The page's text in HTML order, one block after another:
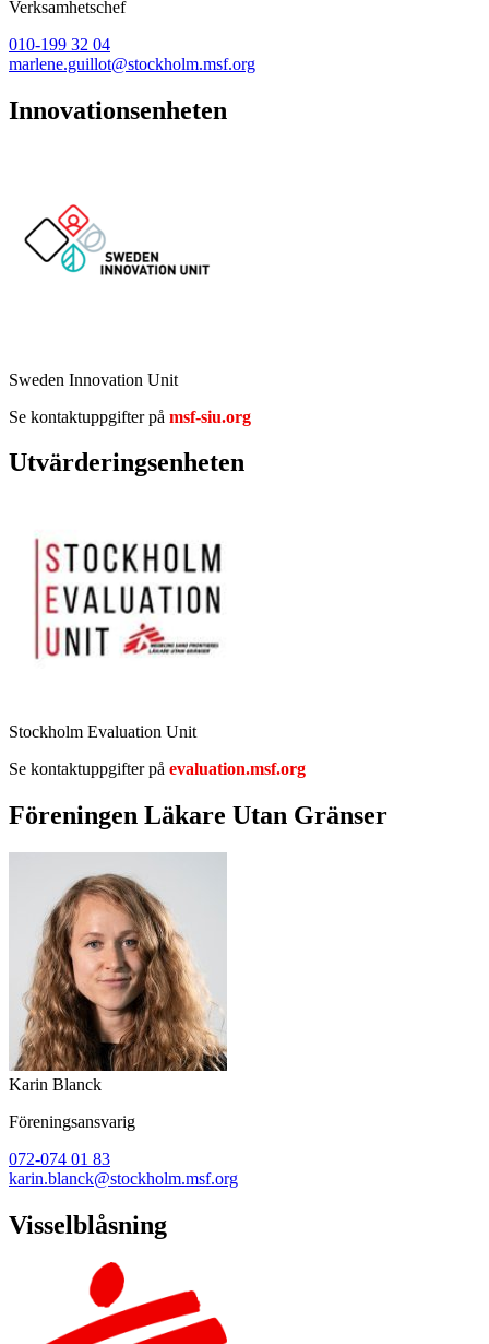
Verksamhetschef
010-199 32 04
marlene.guillot@stockholm.msf.org
Innovationsenheten
Sweden Innovation Unit
Se kontaktuppgifter på msf-siu.org
Utvärderingsenheten
Stockholm Evaluation Unit
Se kontaktuppgifter på evaluation.msf.org
Föreningen Läkare Utan Gränser
Karin Blanck
Föreningsansvarig
072-074 01 83
karin.blanck@stockholm.msf.org
Visselblåsning